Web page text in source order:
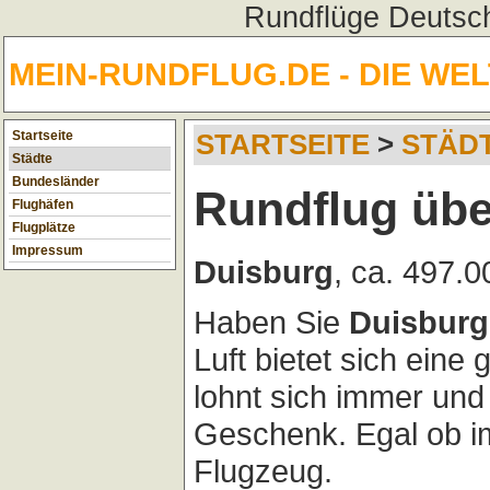
Rundflüge
MEIN-RUNDFLUG.DE - DIE
Startseite
Städte
Bundesländer
Flughäfen
Flugplätze
Impressum
STARTSEITE >
Rundflug
Duisburg, ca.
Haben Sie Duisburg
Luft bietet sich eine
lohnt sich immer
Geschenk. Egal ob
Flugzeug.